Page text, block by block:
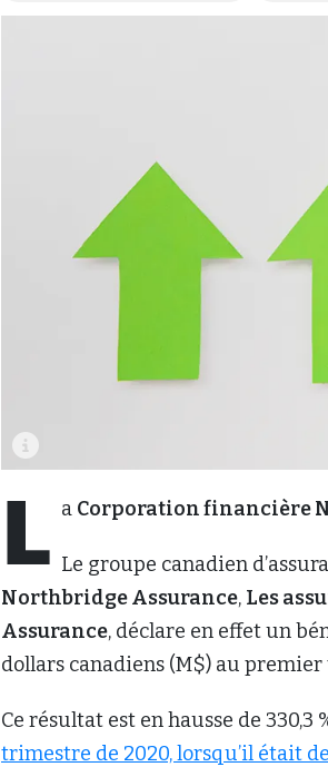
L a Corporation financière
Le groupe canadien
Northbridge Assurance, Les
Assurance, déclare en effet un
dollars canadiens (M$) au
Ce résultat est en hausse de 330,3
trimestre de 2020, lorsqu’il était